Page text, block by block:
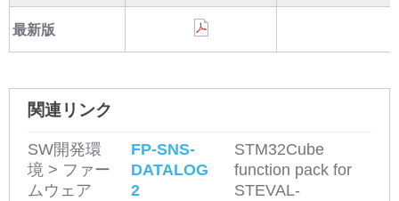
最新版
関連リンク
SW開発環
境 > ファー
ムウェア
FP-SNS-
DATALOG
2
STM32Cube
function pack for
STEVAL-